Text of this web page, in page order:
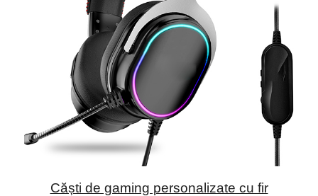
Căști de gaming personalizate cu fir